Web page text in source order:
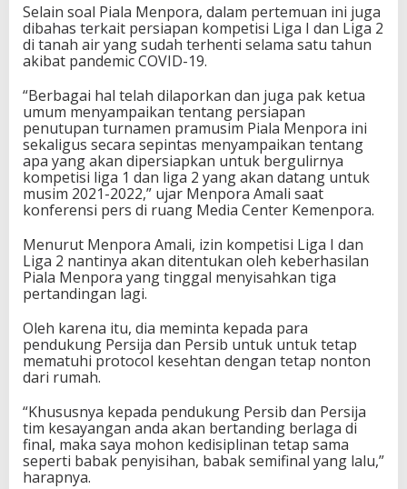
n
P
i
a
a
M
e
n
p
o
r
a
a
n
K
o
e
t
i
L
i
g
a
Selain soal Piala Menpora, dalam pertemuan ini juga
dibahas terkait persiapan kompetisi Liga I dan Liga 2
di tanah air yang sudah terhenti selama satu tahun
akibat pandemic COVID-19.
“Berbagai hal telah dilaporkan dan juga pak ketua
umum menyampaikan tentang persiapan
penutupan turnamen pramusim Piala Menpora ini
sekaligus secara sepintas menyampaikan tentang
apa yang akan dipersiapkan untuk bergulirnya
kompetisi liga 1 dan liga 2 yang akan datang untuk
musim 2021-2022,” ujar Menpora Amali saat
konferensi pers di ruang Media Center Kemenpora.
Menurut Menpora Amali, izin kompetisi Liga I dan
Liga 2 nantinya akan ditentukan oleh keberhasilan
Piala Menpora yang tinggal menyisahkan tiga
pertandingan lagi.
Oleh karena itu, dia meminta kepada para
pendukung Persija dan Persib untuk untuk tetap
mematuhi protocol kesehtan dengan tetap nonton
dari rumah.
“Khususnya kepada pendukung Persib dan Persija
tim kesayangan anda akan bertanding berlaga di
final, maka saya mohon kedisiplinan tetap sama
seperti babak penyisihan, babak semifinal yang lalu,”
harapnya.